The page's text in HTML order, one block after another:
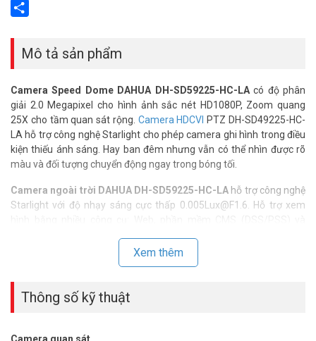
Email
Mô tả sản phẩm
Camera Speed Dome DAHUA DH-SD59225-HC-LAcó độ phân
giải 2.0 Megapixel cho hình ảnh sắc nét HD1080P, Zoom quang
25X cho tầm quan sát rộng. Camera HDCVI PTZ DH-SD49225-HC-
LA hỗ trợ công nghệ Starlight cho phép camera ghi hình trong điều
kiện thiếu ánh sáng. Hay ban đêm nhưng vẫn có thể nhìn được rõ
màu và đối tượng chuyển động ngay trong bóng tối.
Camera ngoài trời DAHUA DH-SD59225-HC-LA hỗ trợ công nghệ
Starlight với độ nhạy sáng cực thấp 0.005Lux@F1.6. Hỗ trợ xem
động được ở môi trường ngâm nước, bảo vệ hoàn toàn khỏi bụi
bẩn, nâng cao tuổi thọ cho sản phẩm.
Thông số kỹ thuật camera Speed Dome
HDCVI 2MP DAHUA DH-SD59225-HC-LA
– Cảm biến STARVIS™ CMOS kích thước 1/2.8″.
Xem thêm
Thông số kỹ thuật